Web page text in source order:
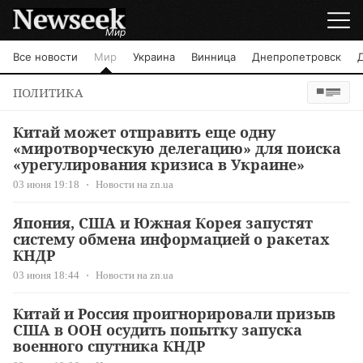
Мир
Все новости Мир Украина Винница Днепропетровск
ПОЛИТИКА
Китай может отправить еще одну
«миротворческую делегацию» для поиска
«урегулирования кризиса в Украине»
03 июня 19:18 Новости на zn.ua
Япония, США и Южная Корея запустят
систему обмена информацией о ракетах
КНДР
03 июня 18:44 Новости на zn.ua
Китай и Россия проигнорировали призыв
США в ООН осудить попытку запуска
военного спутника КНДР